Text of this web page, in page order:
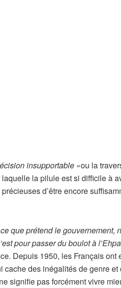
insupportable »ou la
la pilule est si difficile à
d’être encore
que prétend le gouvernement,
pour passer du boulot à
Depuis 1950, les Français ont
cache des inégalités de genre
signifie pas forcément vivre